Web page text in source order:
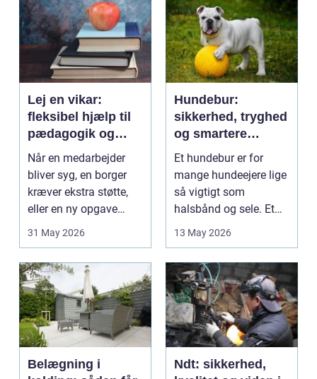
Lej en vikar:
fleksibel hjælp til
pædagogik og
sundhed
Når en medarbejder
bliver syg, en borger
kræver ekstra støtte,
eller en ny opgave
opstår fra dag til...
31 May 2026
Hundebur:
sikkerhed, tryghed
og smartere
hverdag med hund
Et hundebur er for
mange hundeejere lige
så vigtigt som
halsbånd og sele. Et
godt bur gi...
13 May 2026
Belægning i
Ndt: sikkerhed,